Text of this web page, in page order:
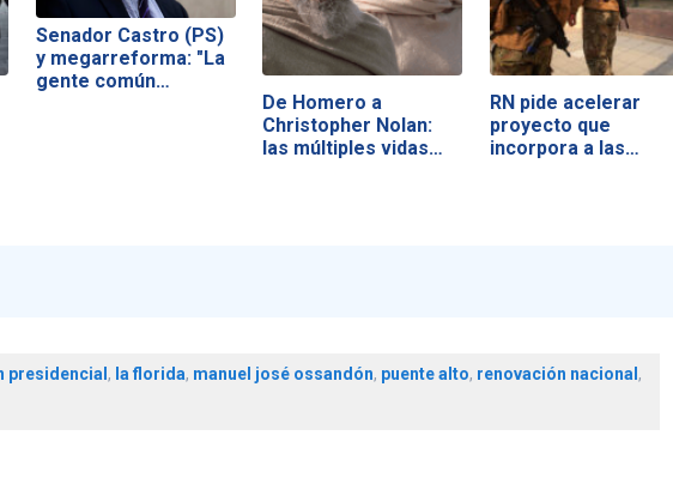
Senador Castro (PS)
y megarreforma: "La
gente común…
De Homero a
Christopher Nolan:
las múltiples vidas…
RN pide acelerar
proyecto que
incorpora a las…
presidencial , la florida, manuel josé ossandón, puente alto, renovación nacional ,